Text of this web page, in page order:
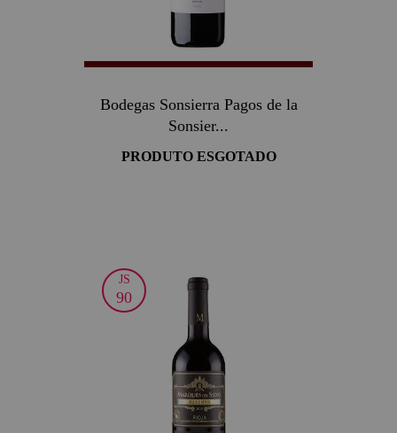
Bodegas Sonsierra Pagos de la
Sonsier...
PRODUTO ESGOTADO
JS
90